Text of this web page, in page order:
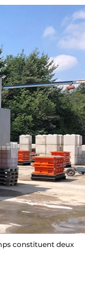
constituent deux